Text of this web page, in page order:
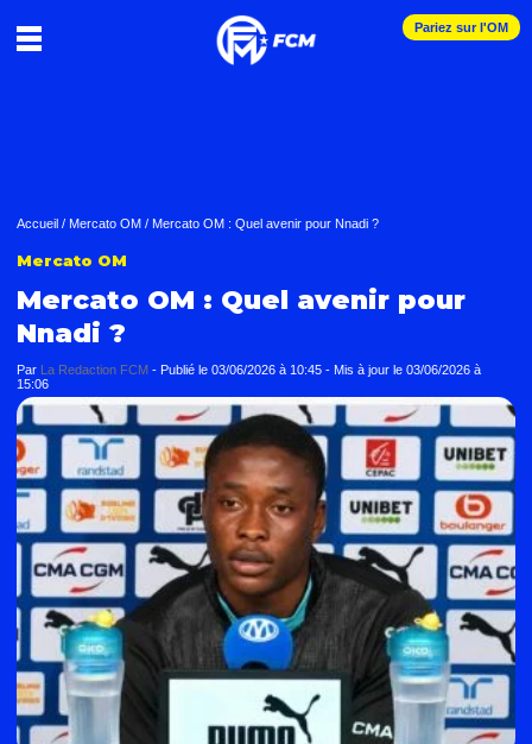
Pariez sur l'OM
Accueil / Mercato OM / Mercato OM : Quel avenir pour Nnadi ?
Mercato OM
Mercato OM : Quel avenir pour
Nnadi ?
Par La Redaction FCM - Publié le 03/06/2026 à 10:45 - Mis à jour le 03/06/2026 à
15:06